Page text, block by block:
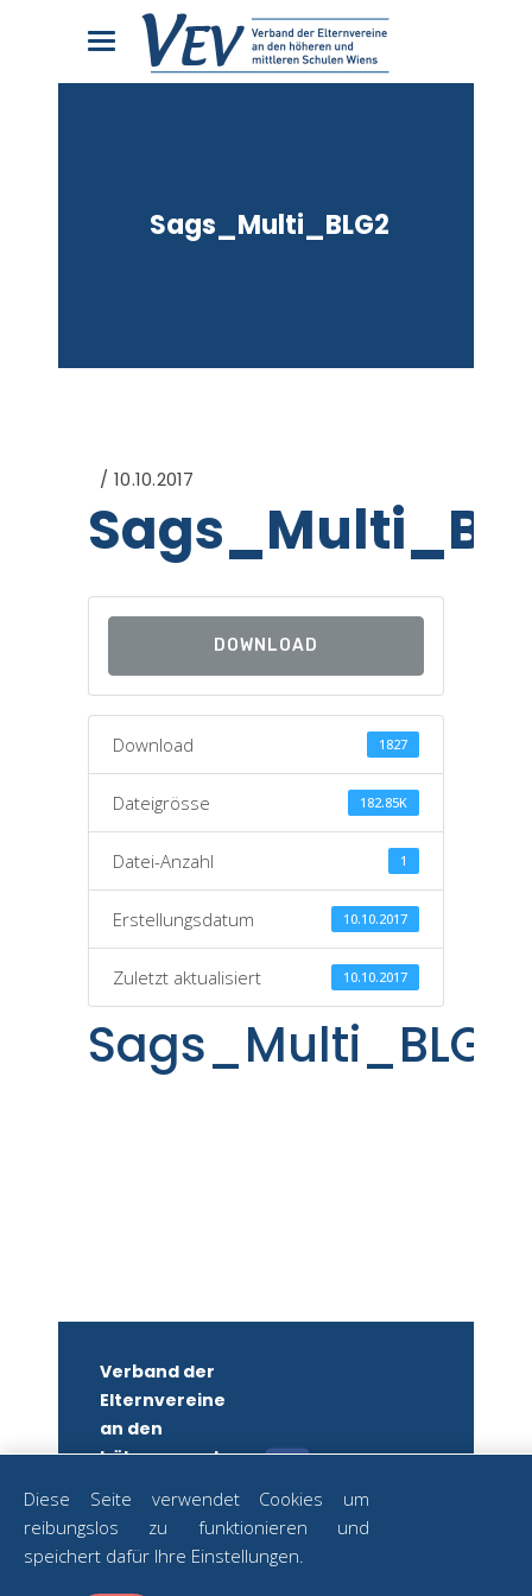
Sags_Multi_BLG2
10.10.2017
DOWNLOAD
Download 1827
Dateigrösse 182.85K
Datei-Anzahl 1
Erstellungsdatum 10.10.2017
Zuletzt aktualisiert 10.10.2017
Sags_Multi_BLG2
Verband der
Elternvereine
an den
höheren und
Diese Seite verwendet Cookies um
reibungslos zu funktionieren und
speichert dafür Ihre Einstellungen.